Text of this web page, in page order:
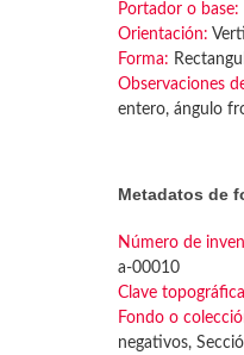
Portador o base:
Orientación:
Forma:
Observaciones
entero, ángulo
Metadatos de
Número de
a-00010
Clave
Fondo o
negativos,